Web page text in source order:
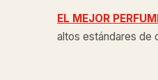
EL MEJOR
altos estándares de